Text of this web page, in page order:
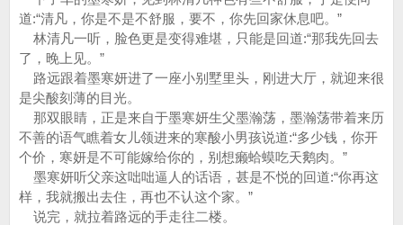
道:“清凡，你是不是不舒服，要不，你先回家休息吧。”
林清凡一听，脸色更是变得难堪，只能是回道:“那我先回去
了，晚上见。”
路远跟着墨寒妍进了一座小别墅里头，刚进大厅，就迎来很
是尖酸刻薄的目光。
那双眼睛，正是来自于墨寒妍生父墨瀚荡，墨瀚荡带着来历
不善的语气瞧着女儿领进来的寒酸小男孩说道:“多少钱，你开
个价，寒妍是不可能嫁给你的，别想癞蛤蟆吃天鹅肉。”
墨寒妍听父亲这咄咄逼人的话语，甚是不悦的回道:“你再这
样，我就搬出去住，再也不认这个家。”
说完，就拉着路远的手走往二楼。